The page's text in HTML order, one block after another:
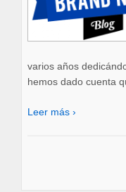
varios años
hemos dado cuenta
Leer más ›